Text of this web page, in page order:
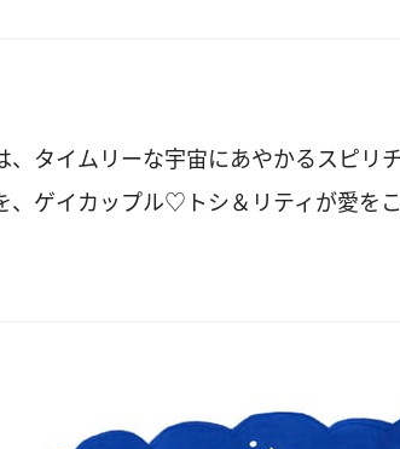
、タイムリーな宇宙にあやかるスピリ
、ゲイカップル♡トシ＆リティが愛をこ